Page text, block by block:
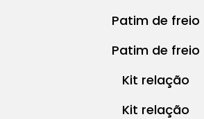
Patim de freio
Patim de freio
Kit relação
Kit relação